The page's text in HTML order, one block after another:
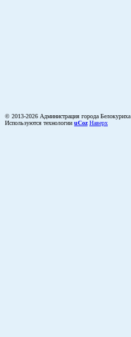
© 2013-2026 Администрация города Белокуриха
Используются технологии uCoz Наверх